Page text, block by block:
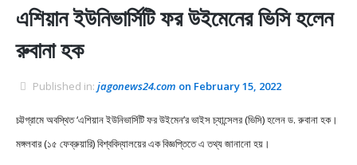
এশিয়ান ইউনিভার্সিটি ফর উইমেনের ভিসি হলেন
রুবানা হক
Published in: jagonews24.com on February 15, 2022
চট্টগ্রামে অবস্থিত ‘এশিয়ান ইউনিভার্সিটি ফর উইমেন’র ভাইস চ্যান্সেলর (ভিসি) হলেন ড. রুবানা হক।
মঙ্গলবার (১৫ ফেব্রুয়ারি) বিশ্ববিদ্যালয়ের এক বিজ্ঞপ্তিতে এ তথ্য জানানো হয়।